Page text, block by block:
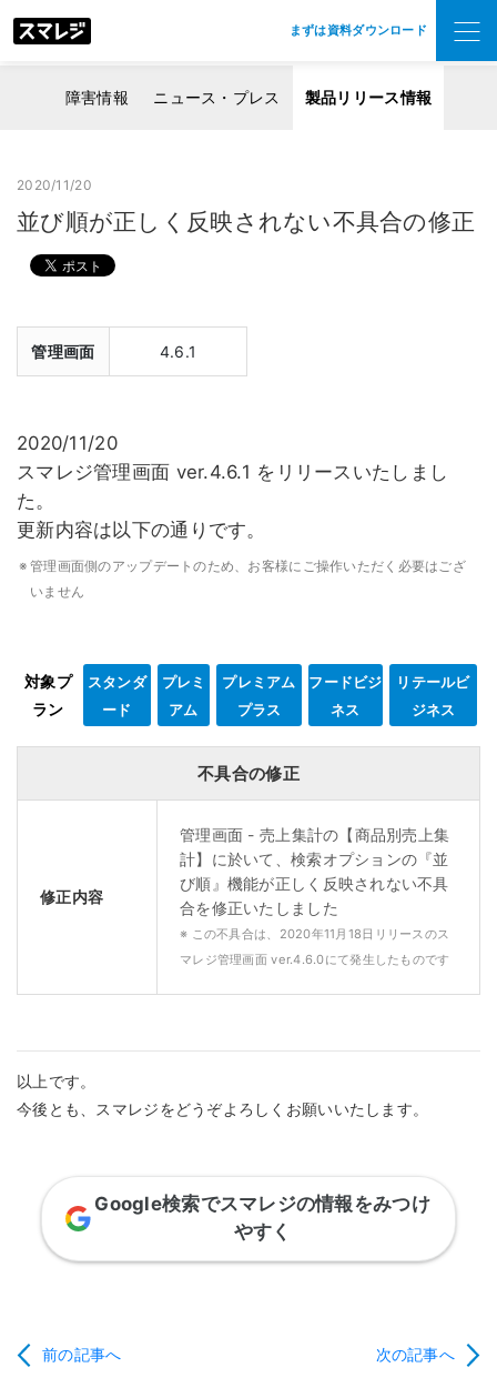
まずは資料ダウンロード
障害情報 ニュース・プレス 製品リリース情報
2020/11/20
並び順が正しく反映されない不具合の修正
管理画面 4.6.1
2020/11/20
スマレジ管理画面 ver.4.6.1 をリリースいたしまし
た。
更新内容は以下の通りです。
※ 管理画面側のアップデートのため、お客様にご操作いただく必要はござ
いません
対象プ
ラン
スタンダ
ード
プレミ
アム
プレミアム
プラス
フードビジ
ネス
リテールビ
ジネス
不具合の修正
修正内容
管理画面 - 売上集計の【商品別売上集
計】に於いて、検索オプションの『並
び順』機能が正しく反映されない不具
合を修正いたしました
※ この不具合は、2020年11月18日リリースのス
マレジ管理画面 ver.4.6.0にて発生したものです
以上です。
今後とも、スマレジをどうぞよろしくお願いいたします。
Google検索でスマレジの情報をみつけ
やすく
前の記事へ 次の記事へ